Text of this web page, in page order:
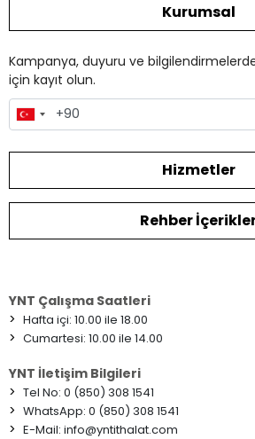
Kurumsal
Kampanya, duyuru ve
için kayıt olun.
Hizmetler
Rehber
YNT Çalışma Saatleri
> Hafta içi: 10.00 ile 18.00
> Cumartesi: 10.00 ile 14.00
YNT İletişim Bilgileri
> Tel No: 0 (850) 308 1541
> WhatsApp: 0 (850) 308 1541
> E-Mail: info@yntithalat.com